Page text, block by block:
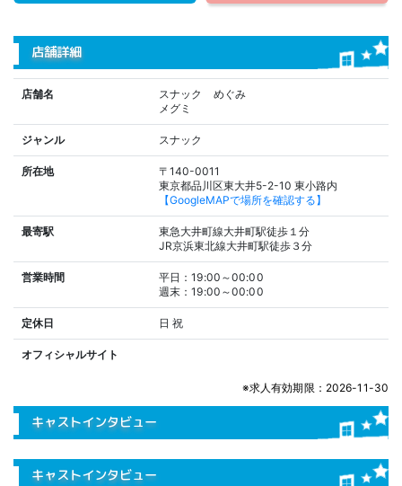
店舗詳細
店舗名
スナック めぐみ
メグミ
ジャンル スナック
所在地
〒140-0011
東京都品川区東大井5-2-10 東小路内
【GoogleMAPで場所を確認する】
最寄駅
東急大井町線大井町駅徒歩１分
JR京浜東北線大井町駅徒歩３分
営業時間
平日：19:00～00:00
週末：19:00～00:00
定休日 日 祝
オフィシャルサイト
※求人有効期限：2026-11-30
キャストインタビュー
キャストインタビュー